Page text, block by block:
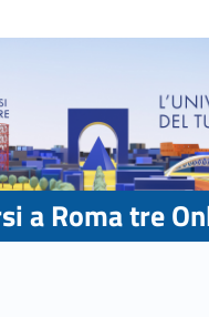
a Roma tre